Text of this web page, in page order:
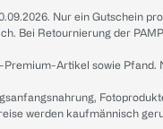
Nur ein Gutschein
Bei Retournierung der
Artikel sowie
werden kaufmännisch